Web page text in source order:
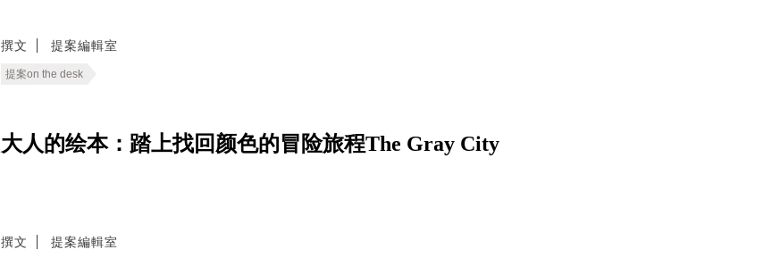
撰文 提案編輯室
提案on the desk
大人的绘本：踏上找回颜色的冒险旅程The Gray City
撰文 提案編輯室